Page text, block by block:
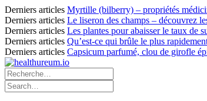
Derniers articles Myrtille (bilberry) – propriétés
Derniers articles Le liseron des champs – découvrez
Derniers articles Les plantes pour abaisser le taux de
Derniers articles Qu’est-ce qui brûle le plus
Derniers articles Capsicum parfumé, clou de girofle